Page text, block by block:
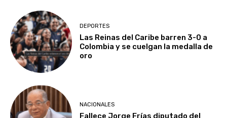
DEPORTES
Las Reinas del Caribe barren 3-0 a
Colombia y se cuelgan la medalla de
oro
NACIONALES